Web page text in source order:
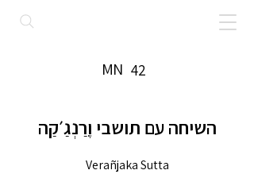
42
MN
השיחה עם תושבי וֶרַנְגַ׳קַה
Verañjaka Sutta